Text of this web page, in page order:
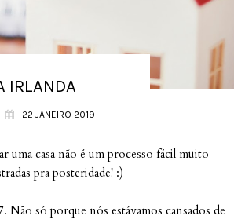
IRLANDA
22 JANEIRO 2019
uma casa não é um processo fácil muito
pra posteridade! :)
só porque nós estávamos cansados de